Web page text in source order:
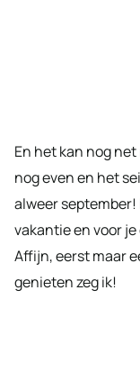
En het kan nog
nog even en het
alweer september!
vakantie en voor
Affijn, eerst maar
genieten zeg ik!